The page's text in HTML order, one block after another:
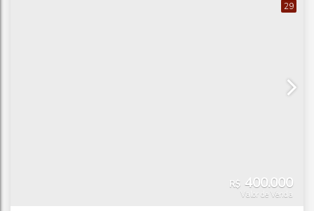
29
R$ 400.000
Valor de Venda